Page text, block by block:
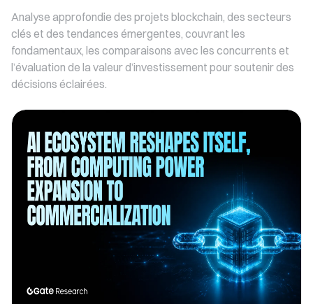
Analyse approfondie des projets blockchain, des secteurs
clés et des tendances émergentes, couvrant les
fondamentaux, les comparaisons avec les concurrents et
l’évaluation de la valeur d’investissement pour soutenir des
décisions éclairées.